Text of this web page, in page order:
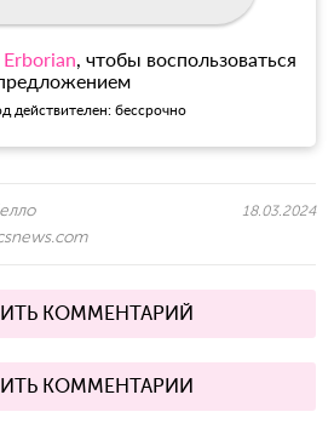
Erborian, чтобы воспользоваться
действителен: бессрочно
18.03.2024
КОММЕНТАРИЙ
КОММЕНТАРИИ